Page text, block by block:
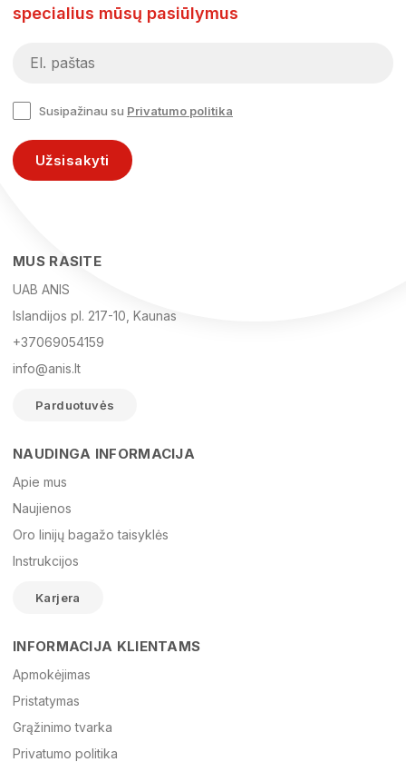
El. paštas
Žinutė
specialius mūsų pasiūlymus
Susipažinau su Privatumo politika
Užsisakyti
MUS RASITE
UAB ANIS
Islandijos pl. 217-10, Kaunas
+37069054159
info@anis.lt
Parduotuvės
NAUDINGA INFORMACIJA
Apie mus
Naujienos
Oro linijų bagažo taisyklės
Instrukcijos
Karjera
INFORMACIJA KLIENTAMS
Apmokėjimas
Pristatymas
Grąžinimo tvarka
Privatumo politika